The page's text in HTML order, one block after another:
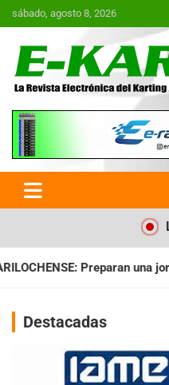
Saltar
al
sábado, agosto 8, 2026
E-Kart.com.ar
Electrónica
Argentina
a puro espectáculo
Destacadas